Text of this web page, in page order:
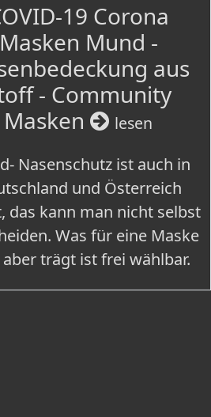
19 Corona
Masken Mund -
aus
- Community
Masken
lesen
Nasenschutz ist auch in
und Österreich
das kann man nicht selbst
Was für eine Maske
trägt ist frei wählbar.